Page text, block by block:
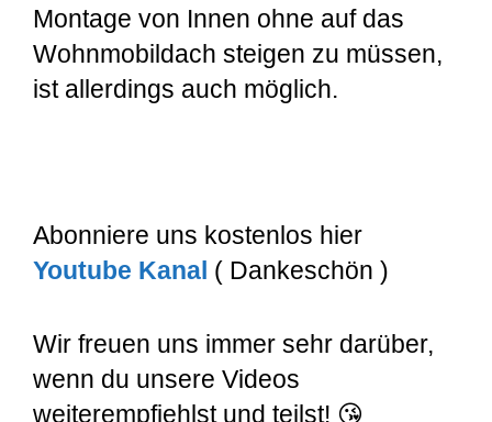
Montage von Innen ohne auf das
Wohnmobildach steigen zu müssen,
ist allerdings auch möglich.
Abonniere uns kostenlos hier
Youtube Kanal ( Dankeschön )
Wir freuen uns immer sehr darüber,
wenn du unsere Videos
weiterempfiehlst und teilst! 😘